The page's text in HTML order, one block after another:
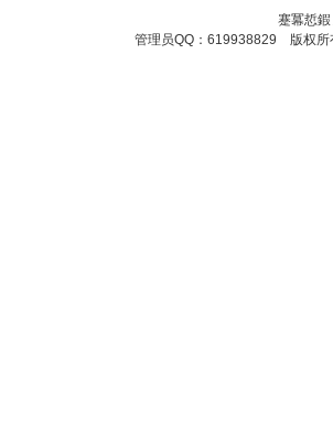
蹇冪悊
管理员QQ：619938829 版权